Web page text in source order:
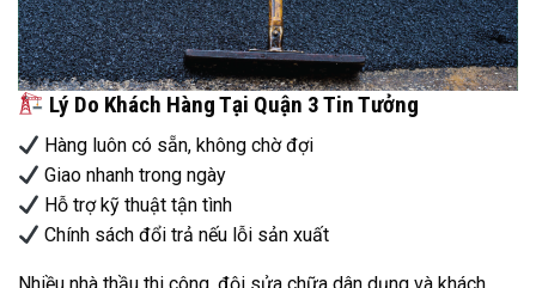
Lý Do Khách Hàng Tại Quận 3 Tin Tưởng
Hàng luôn có sẵn, không chờ đợi
Giao nhanh trong ngày
Hỗ trợ kỹ thuật tận tình
Chính sách đổi trả nếu lỗi sản xuất